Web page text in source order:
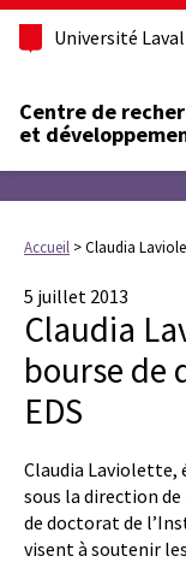
Université Laval
Centre de
et
Accueil >Claudia
5 juillet 2013
Claudia
bourse de
EDS
Claudia
sous la direction
de doctorat de
visent à soutenir